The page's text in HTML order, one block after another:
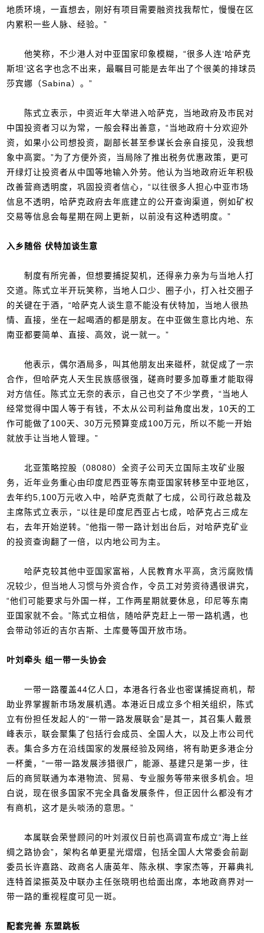
地质环境，一直想去，刚好有项目需要融资找我帮忙，慢慢在区
内累积一些人脉、经验。”
他笑称，不少港人对中亚国家印象模糊，“很多人连‘哈萨克
斯坦’这名字也念不出来，最瞩目可能是去年出了个很美的排球员
莎宾娜（Sabina）。”
陈式立表示，中资近年大举进入哈萨克，当地政府及市民对
中国投资者习以为常，一般会释出善意，“当地政府十分欢迎外
资，如果小公司想投资，副部长甚至参谋长会亲自接见，没我想
象中高窦。”为了方便外资，当局除了推出税务优惠政策，更可
开绿灯让投资者从中国等地输入外劳。他认为当地政府近年积极
改善营商透明度，巩固投资者信心，“以往很多人担心中亚市场
信息不透明，哈萨克政府去年底建立的公开查询渠道，例如矿权
交易等信息会每星期在网上更新，以前没有这种透明度。”
入乡随俗 伏特加谈生意
制度有所完善，但想要捕捉契机，还得亲力亲为与当地人打
交道。陈式立半开玩笑称，当地人口少、圈子小，打入社交圈子
的关键在于酒，“哈萨克人谈生意不能没有伏特加，当地人很热
情、直接，坐在一起喝酒的都是朋友。在中亚做生意比内地、东
南亚都要简单、直接、高效，说一就一。”
他表示，偶尔酒局多，叫其他朋友出来碰杯，就促成了一宗
合作，但哈萨克人天生民族感很强，磋商时要多加尊重才能取得
对方信任。陈式立无奈的表示，自己也交了不少学费，“当地人
经常觉得中国人等于有钱，不太从公司利益角度出发，10天的工
作可能做了100天、30万元预算变成100万元，所以不能一开始
就放手让当地人管理。”
北亚策略控股（08080）全资子公司天立国际主攻矿业服
务，近年业务重心由印度尼西亚等东南亚国家转移至中亚地区，
去年约5,100万元收入中，哈萨克贡献了七成，公司行政总裁及
主席陈式立表示，“以往是印度尼西亚占七成，哈萨克占三成左
右，去年开始逆转。”他指一带一路计划出台后，对哈萨克矿业
的投资查询翻了一倍，以内地公司为主。
哈萨克较其他中亚国家富裕，人民教育水平高，贪污腐败情
况较少，但当地人习惯与外资合作，令员工对劳资待遇很讲究，
“他们可能要求与外国一样，工作两星期就要休息，印尼等东南
亚国家就不会。”陈式立相信，随哈萨克赶上一带一路机遇，也
会带动邻近的吉尔吉斯、土库曼等国开放市场。
叶刘牵头 组一带一头协会
一带一路覆盖44亿人口，本港各行各业也密谋捕捉商机，帮
助业界掌握新市场发展机遇。本港近日成立多个相关组织，陈式
立有份担任发起人的“一带一路发展联会”是其一，其召集人戴景
峰表示，联会聚集了包括行会成员、全国人大，以及上市公司代
表。集合多方在沿线国家的发展经验及网络，将有助更多港企分
一杯羹，“一带一路发展涉猎很广，能源、基建只是第一步，往
后的商贸联通为本港物流、贸易、专业服务等带来很多机会。坦
白说，现在很多国家不完全具备发展条件，但正因什么都没有才
有商机，这才是头啖汤的意思。”
本属联会荣誉顾问的叶刘淑仪日前也高调宣布成立“海上丝
绸之路协会”，架构名单更星光熠熠，包括全国人大常委会前副
委员长许嘉路、政商名人唐英年、陈永棋、李家杰等，开幕典礼
连特首梁振英及中联办主任张晓明也给面出席，本地政商界对一
带一路的重视程度可见一斑。
配套完善 东盟跳板